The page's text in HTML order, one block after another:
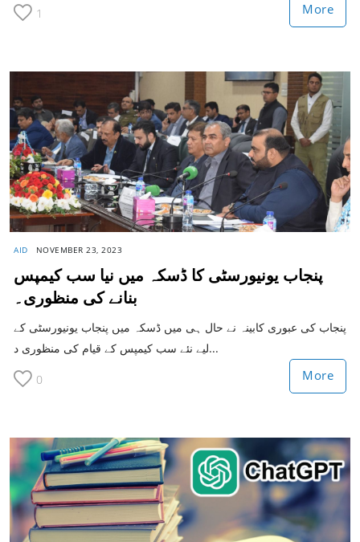
1 More
AID NOVEMBER 23, 2023
پنجاب یونیورسٹی کا ڈسکہ میں نیا سب کیمپس
بنانے کی منظوری۔
پنجاب کی عبوری کابینہ نے حال ہی میں ڈسکہ میں پنجاب یونیورسٹی کے
لیے نئے سب کیمپس کے قیام کی منظوری د...
0 More